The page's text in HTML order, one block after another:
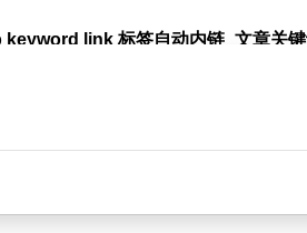
link 标签自动内链_文章关